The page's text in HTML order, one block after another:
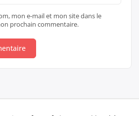
mon e-mail et mon site dans le
prochain commentaire.